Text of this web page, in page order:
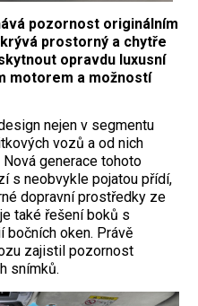
pozornost originálním
prostorný a chytře
opravdu luxusní
motorem a možností
nejen v segmentu
vozů a od nich
generace tohoto
s neobvykle pojatou přídí,
dopravní prostředky ze
také řešení boků s
bočních oken. Právě
zajistil pozornost
snímků.